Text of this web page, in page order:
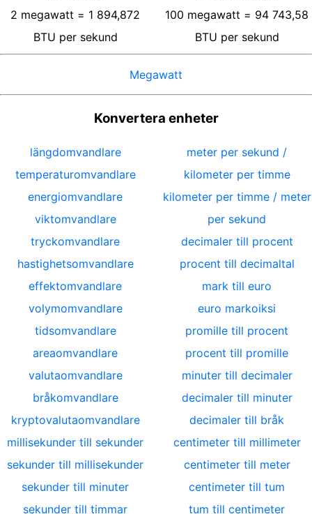
2 megawatt = 1 894,872
BTU per sekund
100 megawatt = 94 743,58
BTU per sekund
Megawatt
Konvertera enheter
längdomvandlare
temperaturomvandlare
energiomvandlare
viktomvandlare
tryckomvandlare
hastighetsomvandlare
effektomvandlare
volymomvandlare
tidsomvandlare
areaomvandlare
valutaomvandlare
bråkomvandlare
kryptovalutaomvandlare
millisekunder till sekunder
sekunder till millisekunder
sekunder till minuter
sekunder till timmar
meter per sekund /
kilometer per timme
kilometer per timme / meter
per sekund
decimaler till procent
procent till decimaltal
mark till euro
euro markoiksi
promille till procent
procent till promille
minuter till decimaler
decimaler till minuter
decimaler till bråk
centimeter till millimeter
centimeter till meter
centimeter till tum
tum till centimeter